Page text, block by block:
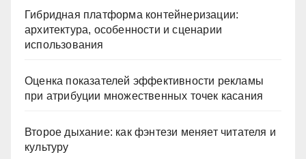
Гибридная платформа контейнеризации:
архитектура, особенности и сценарии
использования
Оценка показателей эффективности рекламы
при атрибуции множественных точек касания
Второе дыхание: как фэнтези меняет читателя и
культуру